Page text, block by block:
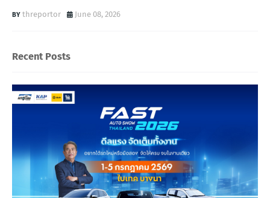
threportor June 08, 2026
Recent Posts